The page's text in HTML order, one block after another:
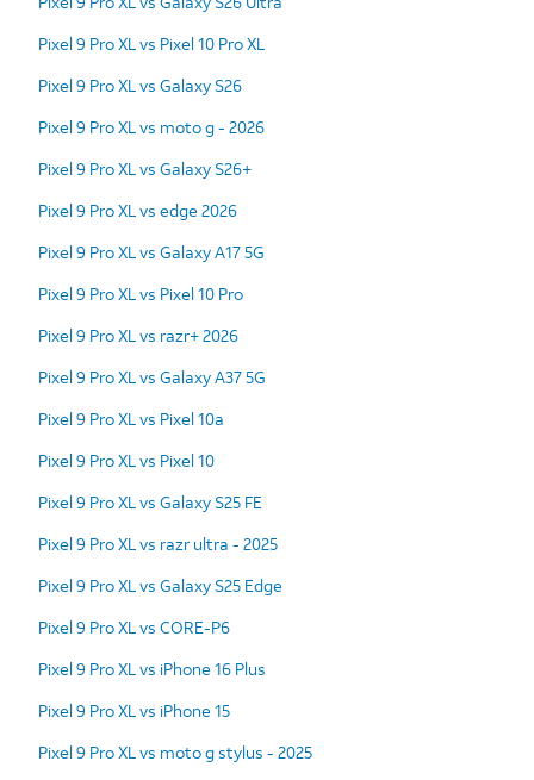
Pixel 9 Pro XL vs Pixel 10 Pro XL
Pixel 9 Pro XL vs Galaxy S26
Pixel 9 Pro XL vs moto g - 2026
Pixel 9 Pro XL vs Galaxy S26+
Pixel 9 Pro XL vs edge 2026
Pixel 9 Pro XL vs Galaxy A17 5G
Pixel 9 Pro XL vs Pixel 10 Pro
Pixel 9 Pro XL vs razr+ 2026
Pixel 9 Pro XL vs Galaxy A37 5G
Pixel 9 Pro XL vs Pixel 10a
Pixel 9 Pro XL vs Pixel 10
Pixel 9 Pro XL vs Galaxy S25 FE
Pixel 9 Pro XL vs razr ultra - 2025
Pixel 9 Pro XL vs Galaxy S25 Edge
Pixel 9 Pro XL vs CORE-P6
Pixel 9 Pro XL vs iPhone 16 Plus
Pixel 9 Pro XL vs iPhone 15
Pixel 9 Pro XL vs moto g stylus - 2025